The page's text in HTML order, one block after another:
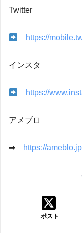
Twitter
https://
インスタ
https://
アメブロ
➡ https://
ポスト